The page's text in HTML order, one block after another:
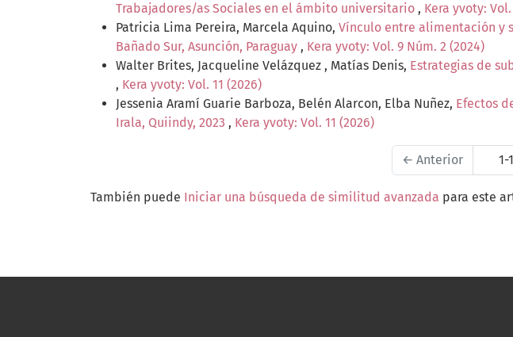
Trabajadores/as Sociales en el ámbito universitario , Kera yvoty:
Patricia Lima Pereira, Marcela Aquino, Vínculo entre alimentación y
Bañado Sur, Asunción, Paraguay , Kera yvoty: Vol. 9 Núm. 2 (2024)
Walter Brites, Jacqueline Velázquez , Matías Denis, Estrategias de
, Kera yvoty: Vol. 11 (2026)
Jessenia Aramí Guarie Barboza, Belén Alarcon, Elba Nuñez, Efectos
Irala, Quiindy, 2023 , Kera yvoty: Vol. 11 (2026)
← Anterior 1-
También puede Iniciar una búsqueda de similitud avanzada para este